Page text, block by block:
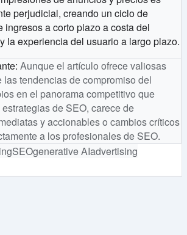
perjudicial, creando un ciclo de
ingresos a corto plazo a costa del
la experiencia del usuario a largo plazo.
: Aunque el artículo ofrece valiosas
las tendencias de compromiso del
en el panorama competitivo que
de SEO, carece de
y accionables o cambios críticos
a los profesionales de SEO.
SEOgenerative AIadvertising